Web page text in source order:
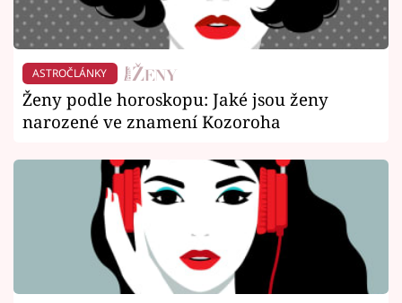
ASTROČLÁNKY
Ženy podle horoskopu: Jaké jsou ženy
narozené ve znamení Kozoroha